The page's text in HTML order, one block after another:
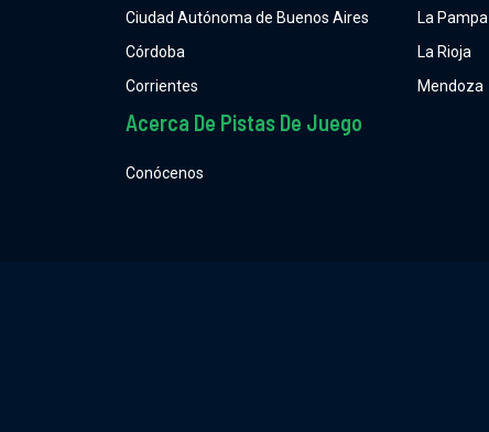
Ciudad Autónoma de Buenos Aires
Córdoba
Corrientes
La Pampa
La Rioja
Mendoza
Acerca De Pistas De Juego
Conócenos